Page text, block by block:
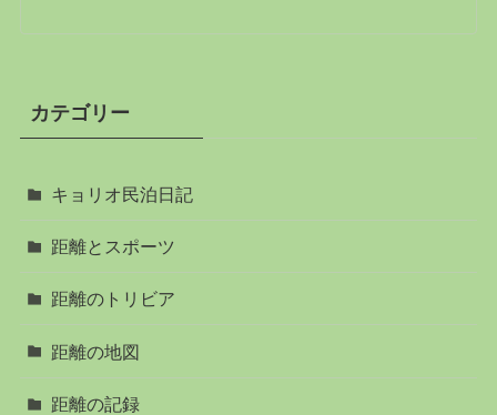
カテゴリー
キョリオ民泊日記
距離とスポーツ
距離のトリビア
距離の地図
距離の記録